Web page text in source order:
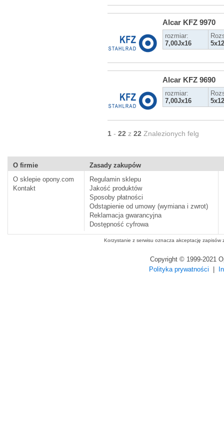
Alcar KFZ 9970
rozmiar:
7,00Jx16
Alcar KFZ 9690
rozmiar:
7,00Jx16
1 - 22 z 22 Znalezionych felg
O firmie
O sklepie opony.com
Kontakt
Zasady zakupów
Regulamin sklepu
Jakość produktów
Sposoby płatności
Odstąpienie od umowy (wymiana i zwrot)
Reklamacja gwarancyjna
Dostępność cyfrowa
Korzystanie z serwisu oznacza akceptację zapisów
Copyright © 1999-2021
Polityka prywatności